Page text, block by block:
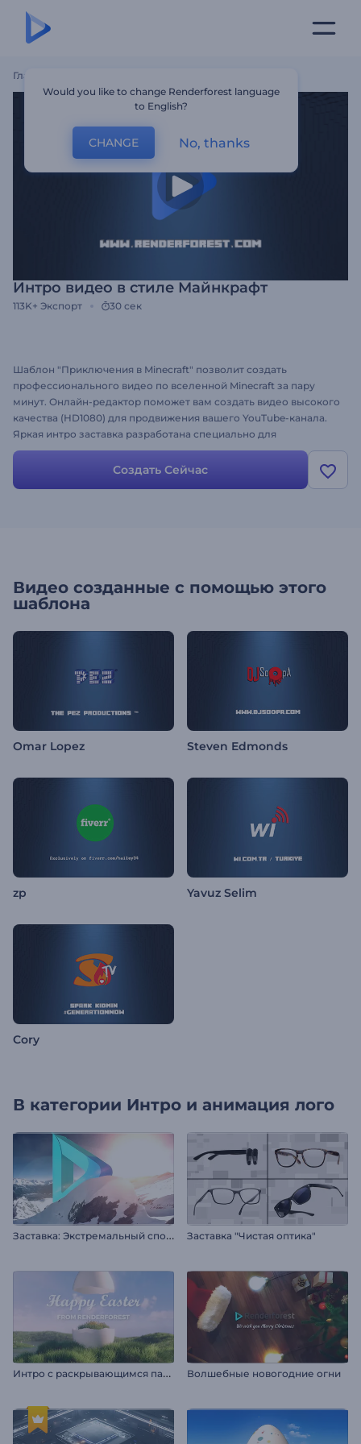
Главная
Интро видео в стиле Майнкрафт
113K+ Экспорт 30 сек
Шаблон "Приключения в Minecraft" позволит создать
профессионального видео по вселенной Minecraft за пару
минут. Онлайн-редактор поможет вам создать видео высокого
качества (HD1080) для продвижения вашего YouTube-канала.
Яркая интро заставка разработана специально для
оформления игровых каналов, видеоблогов, интро заставок,
конечных заставок и многого другого. Просто загрузите свой
логотип, и он будет показан в конце видео вместе со
Создать Сейчас
Видео созданные с помощью этого
шаблона
Omar Lopez Steven Edmonds
zp Yavuz Selim
Cory
В категории Интро и анимация лого
З
аставка: Экстремальный спорт Заставка "Чистая оптика"
И
нтро с раскрывающимся пасхальным яйцом Волшебные новогодние огни
Would you like to change Renderforest language
to English?
CHANGE No, thanks